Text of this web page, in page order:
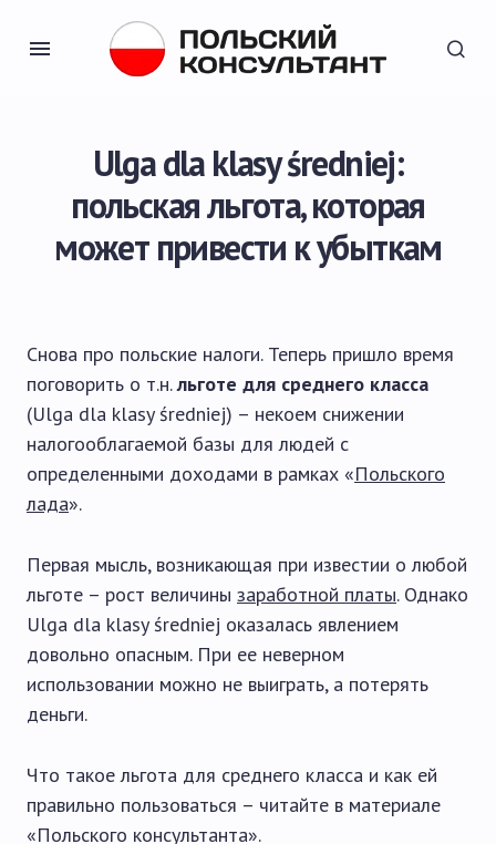
Ulga dla klasy średniej:
польская льгота, которая
может привести к убыткам
Снова про польские налоги. Теперь пришло время
поговорить о т.н.льготе для среднего класса
(Ulga dla klasy średniej) – некоем снижении
налогооблагаемой базы для людей с
определенными доходами в рамках «Польского
лада».
Первая мысль, возникающая при известии о любой
льготе – рост величины заработной платы. Однако
Ulga dla klasy średniej оказалась явлением
довольно опасным. При ее неверном
использовании можно не выиграть, а потерять
деньги.
Что такое льгота для среднего класса и как ей
правильно пользоваться – читайте в материале
«Польского консультанта».